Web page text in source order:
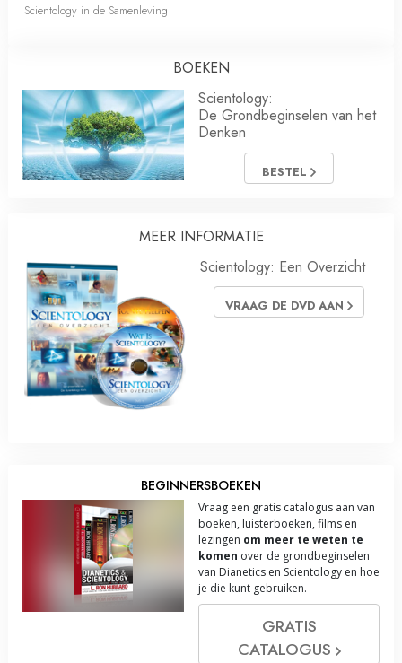
Scientology in de Samenleving
BOEKEN
Scientology:
De Grondbeginselen van het
Denken
BESTEL
MEER INFORMATIE
Scientology: Een Overzicht
VRAAG DE DVD AAN
BEGINNERSBOEKEN
Vraag een gratis catalogus aan van
boeken, luisterboeken, films en
lezingen om meer te weten te
komen over de grondbeginselen
van Dianetics en Scientology en hoe
je die kunt gebruiken.
GRATIS
CATALOGUS